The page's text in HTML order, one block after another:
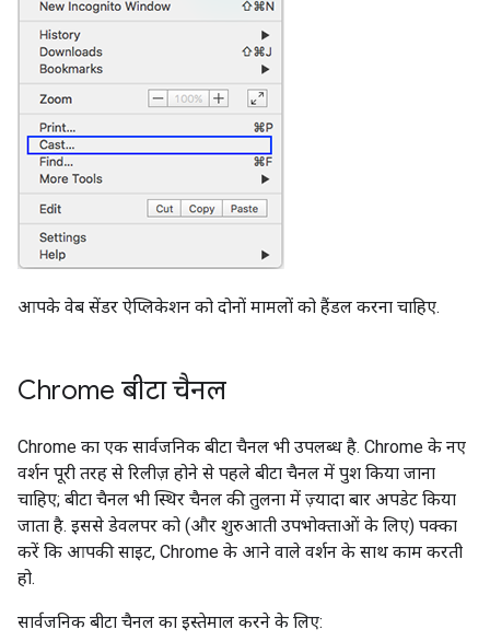
आपके वेब सेंडर ऐप्लिकेशन को दोनों मामलों को हैंडल करना चाहिए.
Chrome बीटा चैनल
Chrome का एक सार्वजनिक बीटा चैनल भी उपलब्ध है. Chrome के नए
वर्शन पूरी तरह से रिलीज़ होने से पहले बीटा चैनल में पुश किया जाना
चाहिए; बीटा चैनल भी स्थिर चैनल की तुलना में ज़्यादा बार अपडेट किया
जाता है. इससे डेवलपर को (और शुरुआती उपभोक्ताओं के लिए) पक्का
करें कि आपकी साइट, Chrome के आने वाले वर्शन के साथ काम करती
हो.
सार्वजनिक बीटा चैनल का इस्तेमाल करने के लिए: